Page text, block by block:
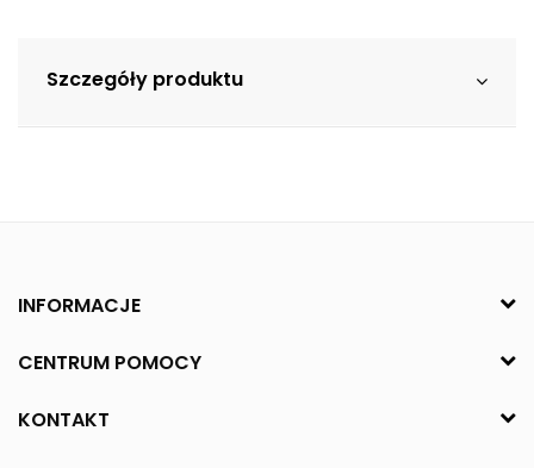
Szczegóły produktu
INFORMACJE
CENTRUM POMOCY
KONTAKT